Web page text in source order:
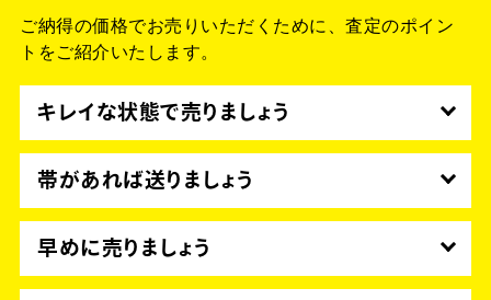
ご納得の価格でお売りいただくために、査定のポイン
トをご紹介いたします。
キレイな状態で売りましょう
汚れがついている部分はできるだけ汚れを落とし、
折れたままになったページは元に戻してから送りま
しょう。
す。
帯があれば送りましょう
新刊購入時に付いている帯も、付けたまま売りまし
ょう。
帯がなくても買取いたしますが、帯があればより高
早めに売りましょう
多くの場合、発売日からの日数が短いものほど高く